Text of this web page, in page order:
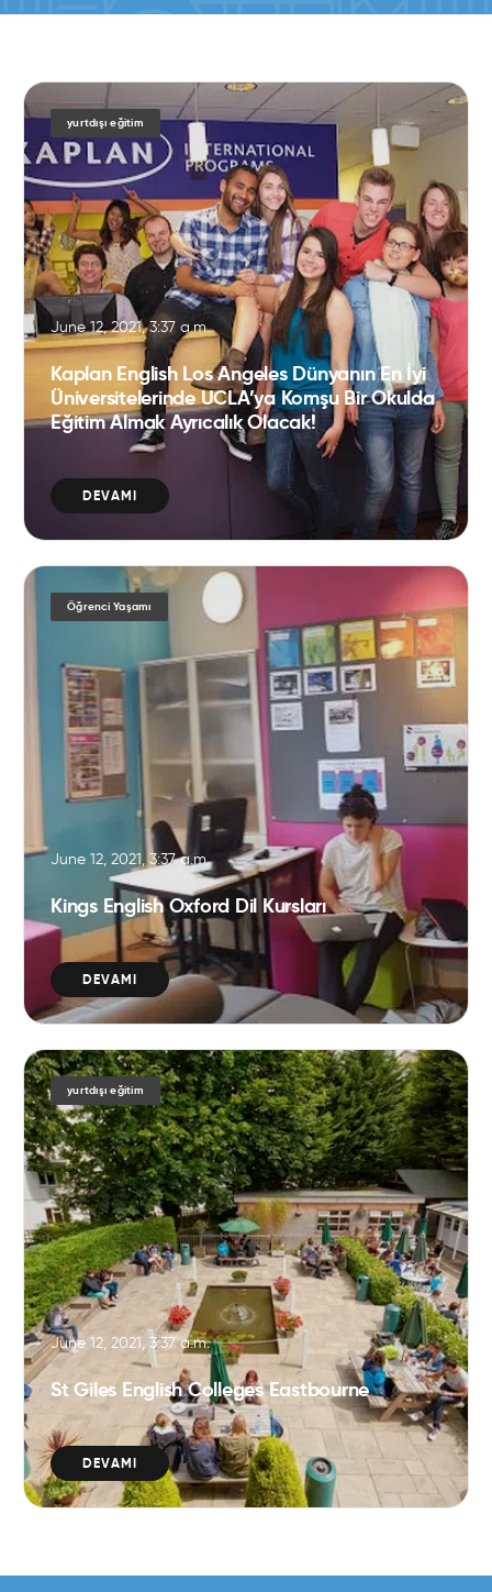
yurtdışı eğitim
June 12, 2021, 3:37 a.m.
Kaplan English Los Angeles Dünyanın En İyi
Üniversitelerinde UCLA’ya Komşu Bir Okulda
Eğitim Almak Ayrıcalık Olacak!
DEVAMI
Öğrenci Yaşamı
June 12, 2021, 3:37 a.m.
Kings English Oxford Dil Kursları
DEVAMI
yurtdışı eğitim
June 12, 2021, 3:37 a.m.
St Giles English Colleges Eastbourne
DEVAMI